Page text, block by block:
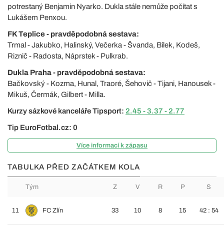
potrestaný Benjamin Nyarko. Dukla stále nemůže počítat s
Lukášem Penxou.
FK Teplice - pravděpodobná sestava:
Trmal - Jakubko, Halinský, Večerka - Švanda, Bílek, Kodeš,
Riznič - Radosta, Náprstek - Pulkrab.
Dukla Praha - pravděpodobná sestava:
Bačkovský - Kozma, Hunal, Traoré, Šehovič - Tijani, Hanousek -
Mikuš, Čermák, Gilbert - Milla.
Kurzy sázkové kanceláře Tipsport: 2.45 - 3.37 - 2.77
Tip EuroFotbal.cz: 0
Více informací k zápasu
TABULKA PŘED ZAČÁTKEM KOLA
Tým Z V R P S
11 FC Zlín 33 10 8 15 42 : 54